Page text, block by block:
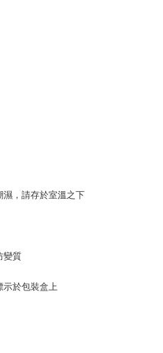
，請存於室溫之下
變質
於包裝盒上